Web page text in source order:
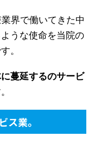
界で働いてきた中
うな使命を当院の
。
に蔓延するのサービ
ス業。